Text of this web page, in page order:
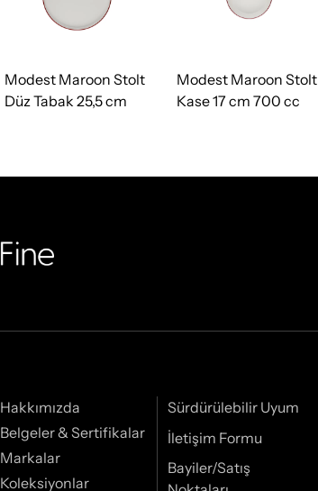
Modest Maroon Stolt
Düz Tabak 25,5 cm
Modest Maroon Stolt
Kase 17 cm 700 cc
Hakkımızda
Belgeler & Sertifikalar
Markalar
Koleksiyonlar
Sürdürülebilir Uyum
İletişim Formu
Bayiler/Satış